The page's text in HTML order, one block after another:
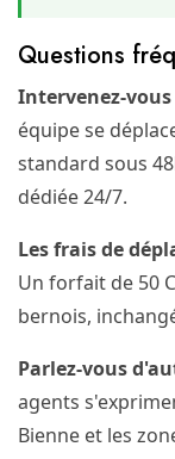
Questions
Intervenez-
équipe se
standard sous
dédiée 24/7.
Les frais de
Un forfait de 50
bernois,
Parlez-vous
agents
Bienne et les